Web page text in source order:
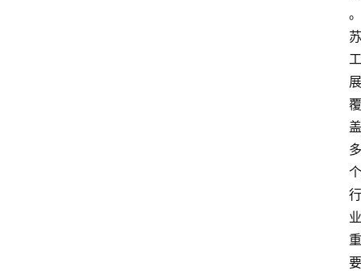
。
苏
工
展
覆
盖
多
个
行
业
重
要